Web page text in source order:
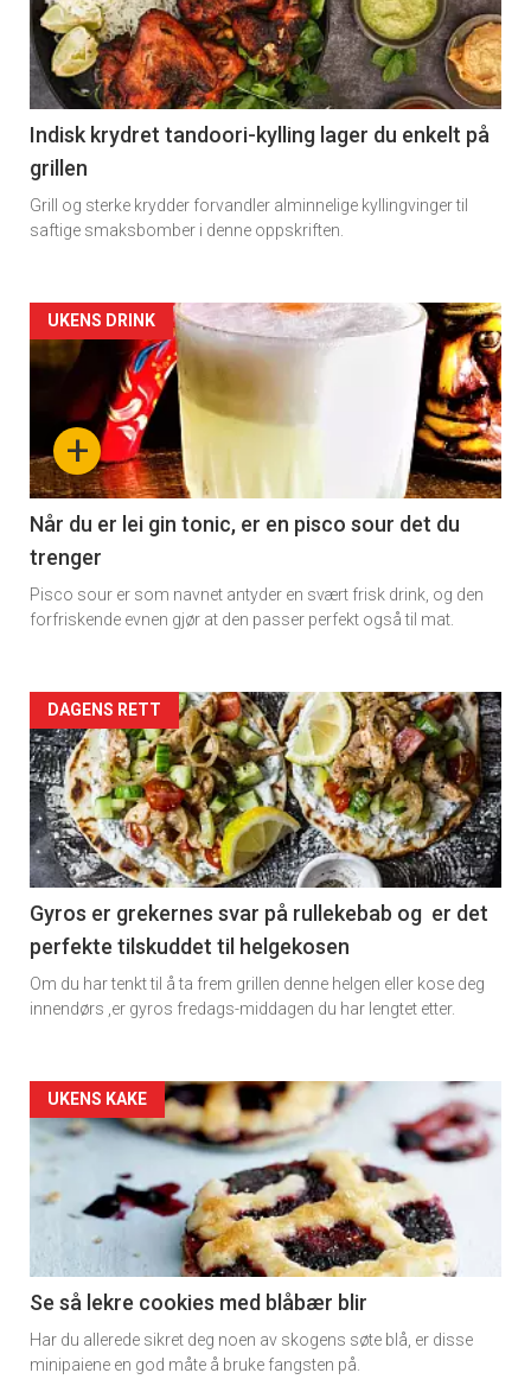
-
section
11
Indisk krydret tandoori-kylling lager du enkelt på
grillen
Grill og sterke krydder forvandler alminnelige kyllingvinger til
saftige smaksbomber i denne oppskriften.
Artikler
detail
section
11
Dagens
rett
+
UKENS DRINK
Når du er lei gin tonic, er en pisco sour det du
trenger
Pisco sour er som navnet antyder en svært frisk drink, og den
forfriskende evnen gjør at den passer perfekt også til mat.
Artikler
detail
-
section
11
Dagens
rett
DAGENS RETT
Gyros er grekernes svar på rullekebab og er det
perfekte tilskuddet til helgekosen
Om du har tenkt til å ta frem grillen denne helgen eller kose deg
innendørs ,er gyros fredags-middagen du har lengtet etter.
Artikler
detail
-
section
11
Ukens
UKENS KAKE
Se så lekre cookies med blåbær blir
Har du allerede sikret deg noen av skogens søte blå, er disse
minipaiene en god måte å bruke fangsten på.